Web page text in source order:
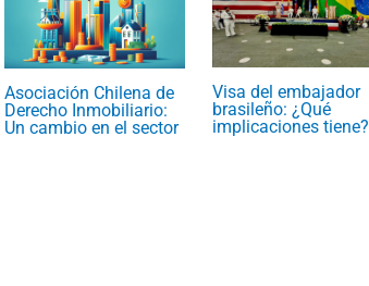
Asociación Chilena de
Derecho Inmobiliario:
Un cambio en el sector
Visa del embajador
brasileño: ¿Qué
implicaciones tiene?